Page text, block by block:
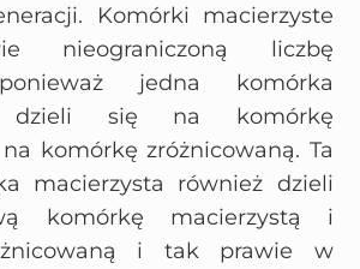
Komórki macierzyste
nieograniczoną liczbę
jedna komórka
dzieli się na komórkę
komórkę zróżnicowaną. Ta
macierzysta również dzieli
komórkę macierzystą i
i tak prawie w